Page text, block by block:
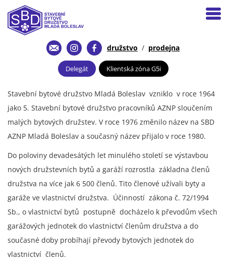
družstvo / prodejna
Delegát Klientská zóna G5i
Stavební bytové družstvo Mladá Boleslav vzniklo v roce 1964
jako 5. Stavební bytové družstvo pracovníků AZNP sloučením
malých bytových družstev. V roce 1976 změnilo název na SBD
AZNP Mladá Boleslav a současný název přijalo v roce 1980.
Do poloviny devadesátých let minulého století se výstavbou
nových družstevních bytů a garáží rozrostla základna členů
družstva na více jak 6 500 členů. Tito členové užívali byty a
garáže ve vlastnictví družstva. Účinností zákona č. 72/1994
Sb., o vlastnictví bytů postupně docházelo k převodům všech
garážových jednotek do vlastnictví členům družstva a do
současné doby probíhají převody bytových jednotek do
vlastnictví členů.